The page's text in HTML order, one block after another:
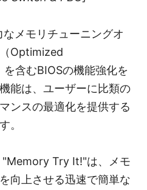
メモリチューニングオ
Optimized
含むBIOSの機能強化を
能は、ユーザーに比類の
ンスの最適化を提供する
。
"Memory Try It!"は、メモ
向上させる迅速で簡単な